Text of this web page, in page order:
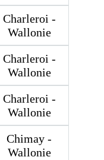
Charleroi -
Wallonie
Charleroi -
Wallonie
Charleroi -
Wallonie
Chimay -
Wallonie